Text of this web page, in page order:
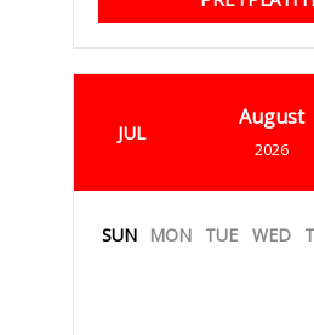
JUL
August
2026
SUN MON TUE WED